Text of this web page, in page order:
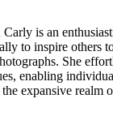
is an
to inspire others
She
enabling
expansive realm